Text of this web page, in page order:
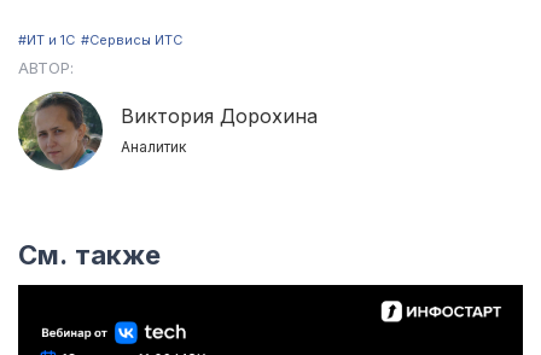
#ИТ и 1С #Сервисы ИТС
АВТОР:
Виктория Дорохина
Аналитик
См. также